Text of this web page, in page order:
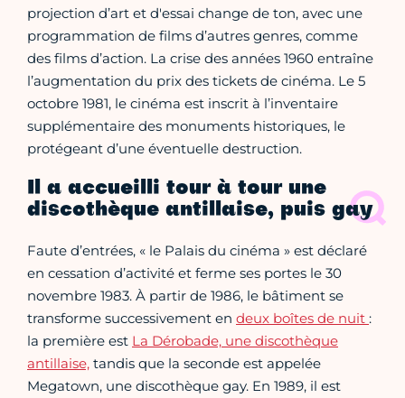
projection d’art et d'essai change de ton, avec une
programmation de films d’autres genres, comme
des films d’action. La crise des années 1960 entraîne
l’augmentation du prix des tickets de cinéma. Le 5
octobre 1981, le cinéma est inscrit à l’inventaire
supplémentaire des monuments historiques, le
protégeant d’une éventuelle destruction.
Il a accueilli tour à tour une
discothèque antillaise, puis gay
Faute d’entrées, « le Palais du cinéma » est déclaré
en cessation d’activité et ferme ses portes le 30
novembre 1983. À partir de 1986, le bâtiment se
transforme successivement en deux boîtes de nuit :
la première est La Dérobade, une discothèque
antillaise, tandis que la seconde est appelée
Megatown, une discothèque gay. En 1989, il est